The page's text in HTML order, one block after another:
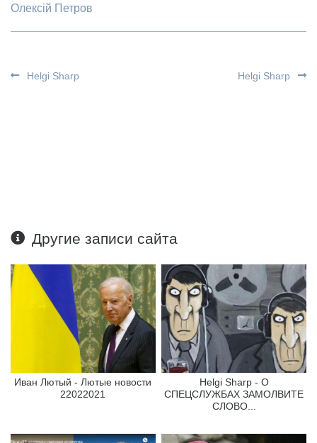
Олексій Петров
Helgi Sharp Helgi Sharp
Другие записи сайта
Иван Лютый - Лютые новости
22022021
Helgi Sharp - О
СПЕЦСЛУЖБАХ ЗАМОЛВИТЕ
СЛОВО...